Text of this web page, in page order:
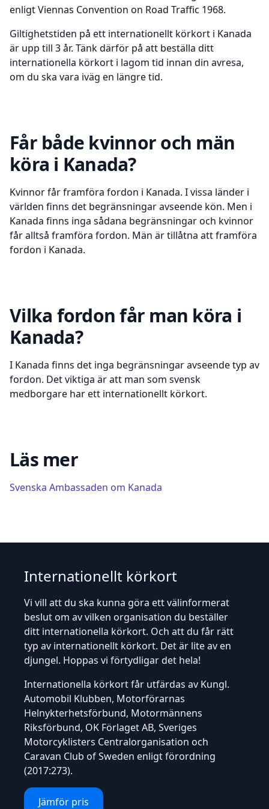
enligt Viennas Convention on Road Traffic 1968.
Giltighetstiden på ett internationellt körkort i Kanada
är upp till 3 år. Tänk därför på att beställa ditt
internationella körkort i lagom tid innan din avresa,
om du ska vara iväg en längre tid.
Får både kvinnor och män
köra i Kanada?
Kvinnor får framföra fordon i Kanada. I vissa länder i
världen finns det begränsningar avseende kön. Men i
Kanada finns inga sådana begränsningar och kvinnor
får alltså framföra fordon. Män är tillåtna att framföra
fordon i Kanada.
Vilka fordon får man köra i
Kanada?
I Kanada finns det inga begränsningar avseende typ av
fordon. Det viktiga är att man som svensk
medborgare har ett internationellt körkort.
Läs mer
Svenska Ambassaden om Kanada
Internationellt körkort
Vi vill att du ska kunna göra ett välinformerat
beslut om av vilken organisation du beställer
ditt internationella körkort. Och att du får rätt
typ av internationellt körkort. Det är lite av en
djungel. Hoppas vi förtydligar det hela!
Internationella körkort får utfärdas av Kungl.
Automobil Klubben, Motorförarnas
Helnykterhetsförbund, Motormännens
Riksförbund, OK Förlaget AB, Sveriges
Motorcyklisters Centralorganisation och
Caravan Club of Sweden enligtförordning
(2017:273).
Jämför pris